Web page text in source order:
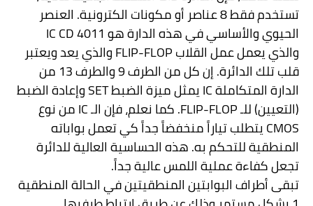
تستخدم فقط 8 عناصر أو مكونات الكترونية. العنصر
الحيوي والأساسي في هذه الدارة هو IC CD 4011
والذي يعمل عمل القلابFLIP-FLOPوالذي يعد ويعتبر
قلب تلك الدائرة. إن كل من الطرف 9 والطرف 13 من
الدارة المتكاملةICيمثل ميزة الضبطSETوإعادة الضبط
(التعيين) للـFLIP-FLOP. كما نعلم، فإن الـICمن نوع
CMOSيتطلب تياراً منخفضاً جداً كي تعمل بواباته
المنطقية للتحكم به. هذه الحساسية العالية للدائرة
تجعل كفاءة عملية اللمس عالية جداً.
تبقى أطراف البوابتين المنطقيتين في الحالة المنطقية